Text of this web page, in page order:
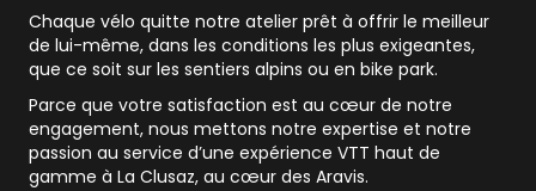
Chaque vélo quitte notre atelier prêt à offrir le meilleur
de lui-même, dans les conditions les plus exigeantes,
que ce soit sur les sentiers alpins ou en bike park.
Parce que votre satisfaction est au cœur de notre
engagement, nous mettons notre expertise et notre
passion au service d’une expérience VTT haut de
gamme à La Clusaz, au cœur des Aravis.